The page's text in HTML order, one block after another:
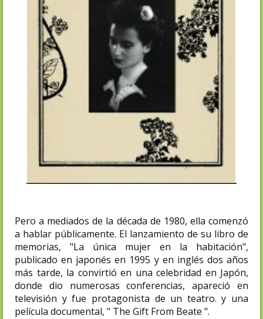
Pero a mediados de la década de 1980, ella comenzó
a hablar públicamente. El lanzamiento de su libro de
memorias, "La única mujer en la habitación",
publicado en japonés en 1995 y en inglés dos años
más tarde, la convirtió en una celebridad en Japón,
donde dio numerosas conferencias, apareció en
televisión y fue protagonista de un teatro. y una
película documental, " The Gift From Beate ".